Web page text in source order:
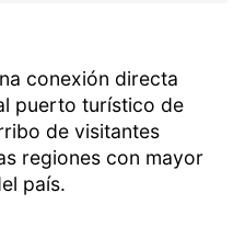
conexión directa
puerto turístico de
de visitantes
regiones con mayor
país.